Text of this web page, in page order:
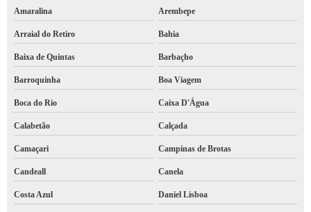
Amaralina Arembepe
Arraial do Retiro Bahia
Baixa de Quintas Barbaçho
Barroquinha Boa Viagem
Boca do Rio Caixa D'Água
Calabetão Calçada
Camaçari Campinas de Brotas
Candeall Canela
Costa Azul Daniel Lisboa